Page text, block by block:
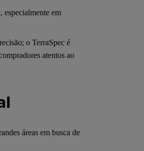
especialmente em
o TerraSpec é
atentos ao
áreas em busca de